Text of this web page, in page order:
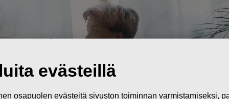
evästeillä
osapuolen evästeitä sivuston toiminnan varmistamiseksi,